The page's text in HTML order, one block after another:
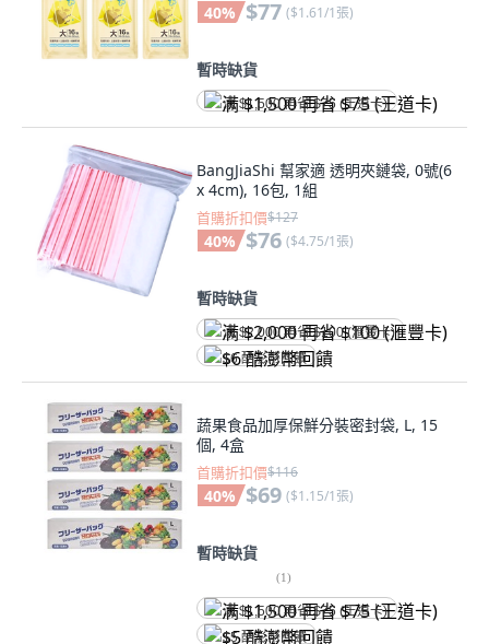
40% $77 ($1.61/1張)
暫時缺貨
满 $1,500 再省 $75 (王道卡)
BangJiaShi 幫家適 透明夾鏈袋, 0號(6
x 4cm), 16包, 1組
首購折扣價$127
40% $76 ($4.75/1張)
暫時缺貨
满 $2,000 再省 $100 (滙豐卡)
$6 酷澎幣回饋
蔬果食品加厚保鮮分裝密封袋, L, 15
個, 4盒
首購折扣價$116
40% $69 ($1.15/1張)
暫時缺貨
(1)
满 $1,500 再省 $75 (王道卡)
$5 酷澎幣回饋